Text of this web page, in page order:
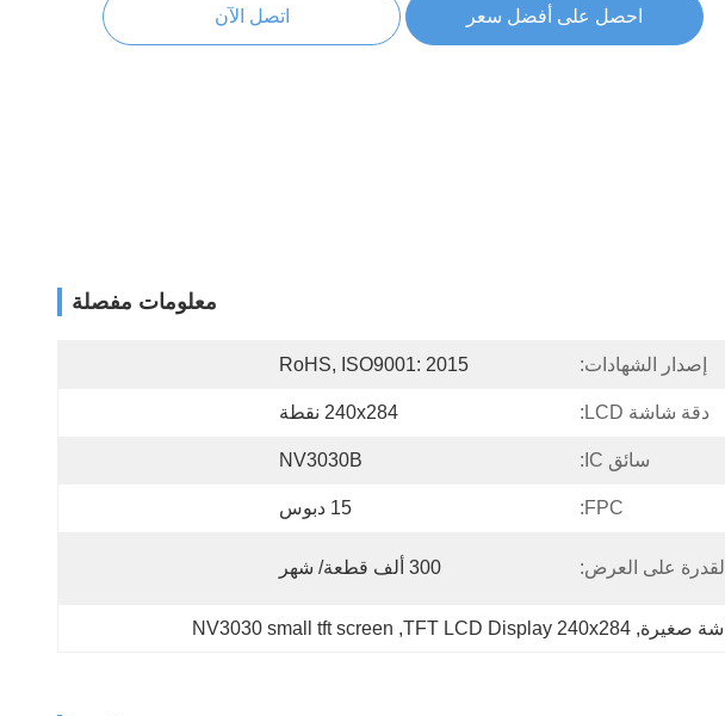
احصل على أفضل سعر اتصل الآن
معلومات مفصلة
إصدار الشهادات: RoHS, ISO9001: 2015
دقة شاشة LCD: 240x284 نقطة
سائق IC: NV3030B
FPC: 15 دبوس
القدرة على العرض: 300 ألف قطعة/ شهر
,
TFT LCD Display 240x284
,
NV3030 small tft screen